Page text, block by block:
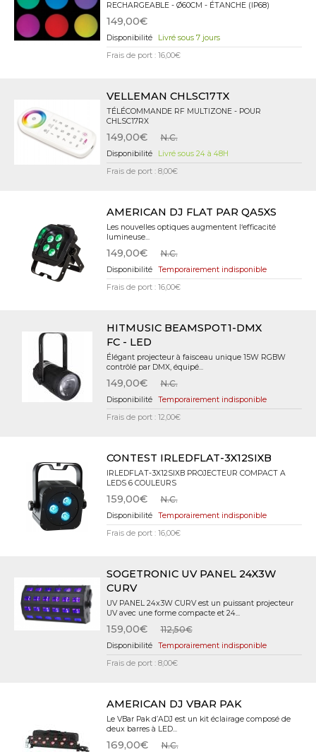
RECHARGEABLE - Ø60CM - ÉTANCHE (IP68)
149,00€
Livré sous 7 jours
Frais de port : 16,00€
VELLEMAN CHLSC17TX
TÉLÉCOMMANDE RF MULTIZONE - POUR
CHLSC17RX
149,00€ N.C.
Livré sous 24 à 48H
Frais de port : 8,00€
AMERICAN DJ FLAT PAR QA5XS
Les nouvelles optiques augmentent l‘efficacité
lumineuse...
149,00€ N.C.
Temporairement indisponible
Frais de port : 16,00€
HITMUSIC BEAMSPOT1-DMX
FC - LED
Élégant projecteur à faisceau unique 15W RGBW
contrôlé par DMX, équipé...
149,00€ N.C.
Temporairement indisponible
Frais de port : 12,00€
CONTEST IRLEDFLAT-3X12SIXB
IRLEDFLAT-3X12SIXB PROJECTEUR COMPACT A
LEDS 6 COULEURS
159,00€ N.C.
Temporairement indisponible
Frais de port : 16,00€
SOGETRONIC UV PANEL 24X3W
CURV
UV PANEL 24x3W CURV est un puissant projecteur
UV avec une forme compacte et 24...
159,00€ 112,50€
Temporairement indisponible
Frais de port : 8,00€
AMERICAN DJ VBAR PAK
Le VBar Pak d’ADJ est un kit éclairage composé de
deux barres à LED...
169,00€ N.C.